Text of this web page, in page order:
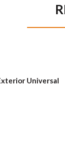
Universal